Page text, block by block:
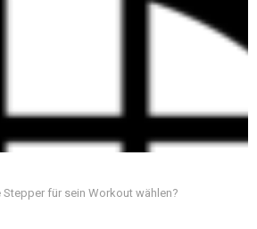
Stepper für sein Workout wählen?